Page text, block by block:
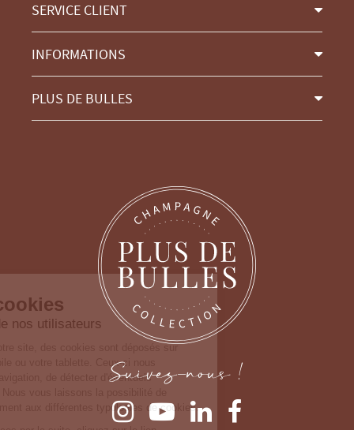
SERVICE CLIENT
INFORMATIONS
PLUS DE BULLES
Suivez-nous !
Continuer sans accepter
Gestion des cookies
Nous prenons soin de nos utilisateurs
Lorsque vous consultez notre site, des cookies
sont déposés sur votre ordinateur, votre mobile ou
votre tablette. Ceux-ci nous permettent de faciliter
la navigation, de détecter d'éventuels problèmes et d'y remédier. Nous
différentes typologies de cookies.